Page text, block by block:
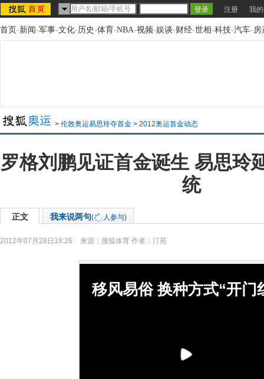
注册 我
首页-新闻-军事-文化-历史-体育-NBA-视频-娱谈-财经-世相-科技-汽车-房
> 伦敦奥运易思玲夺首金 > 2012奥运首金动态
罗格刘鹏见证首金诞生 易思玲
统
正文 我来说两句( 人参与)
2012年07月28日18:26 来源： 搜狐体育 作者：汀苑
移风易俗 换种方式“开门